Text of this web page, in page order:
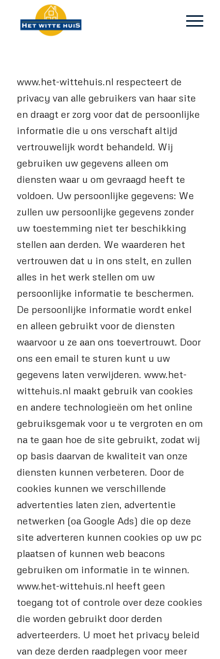
www.het-wittehuis.nl respecteert de
privacy van alle gebruikers van haar site
en draagt er zorg voor dat de persoonlijke
informatie die u ons verschaft altijd
vertrouwelijk wordt behandeld. Wij
gebruiken uw gegevens alleen om
diensten waar u om gevraagd heeft te
voldoen. Uw persoonlijke gegevens: We
zullen uw persoonlijke gegevens zonder
uw toestemming niet ter beschikking
stellen aan derden. We waarderen het
vertrouwen dat u in ons stelt, en zullen
alles in het werk stellen om uw
persoonlijke informatie te beschermen.
De persoonlijke informatie wordt enkel
en alleen gebruikt voor de diensten
waarvoor u ze aan ons toevertrouwt. Door
ons een email te sturen kunt u uw
gegevens laten verwijderen. www.het-
wittehuis.nl maakt gebruik van cookies
en andere technologieën om het online
gebruiksgemak voor u te vergroten en om
na te gaan hoe de site gebruikt, zodat wij
op basis daarvan de kwaliteit van onze
diensten kunnen verbeteren. Door de
cookies kunnen we verschillende
advertenties laten zien, advertentie
netwerken (oa Google Ads) die op deze
site adverteren kunnen cookies op uw pc
plaatsen of kunnen web beacons
gebruiken om informatie in te winnen.
www.het-wittehuis.nl heeft geen
toegang tot of controle over deze cookies
die worden gebruikt door derden
adverteerders. U moet het privacy beleid
van deze derden raadplegen voor meer